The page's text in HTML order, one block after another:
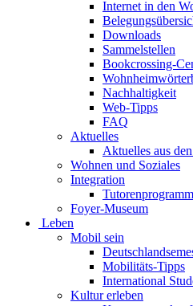
Internet in den
Downloads
Sammelstellen
Bookcrossing-
Nachhaltigkeit
Web-Tipps
FAQ
Aktuelles
Aktuelles aus
Wohnen und Soziales
Integration
Tutorenprogramm
Foyer-Museum
Leben
Mobil sein
Mobilitäts-Tipps
International
Kultur erleben